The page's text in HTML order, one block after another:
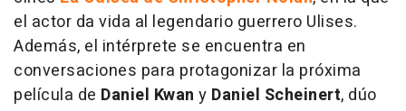
el actor da vida al legendario guerrero Ulises.
Además, el intérprete se encuentra en
conversaciones para protagonizar la próxima
película de Daniel Kwan y Daniel Scheinert, dúo